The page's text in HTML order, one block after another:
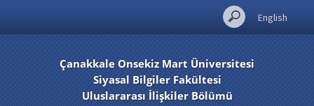
English
Çanakkale Onsekiz Mart Üniversitesi
Siyasal Bilgiler Fakültesi
Uluslararası İlişkiler Bölümü